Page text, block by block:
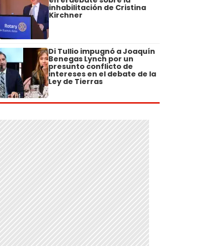
inhabilitación de Cristina
Kirchner
Di Tullio impugnó a Joaquín
Benegas Lynch por un
presunto conflicto de
intereses en el debate de la
Ley de Tierras